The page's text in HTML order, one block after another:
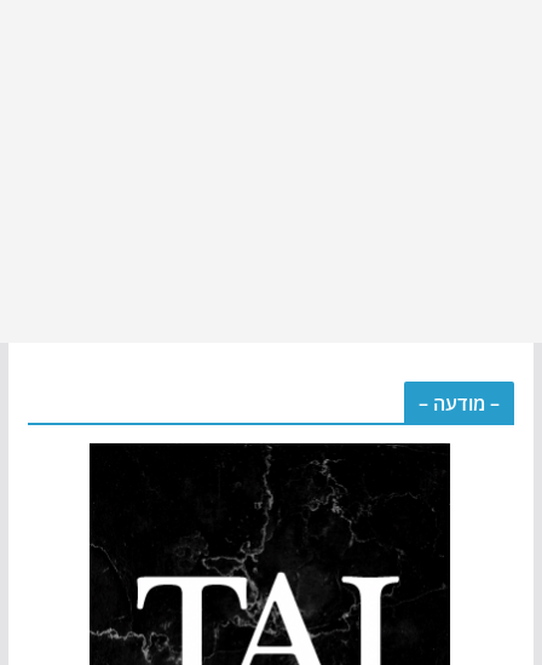
– מודעה –